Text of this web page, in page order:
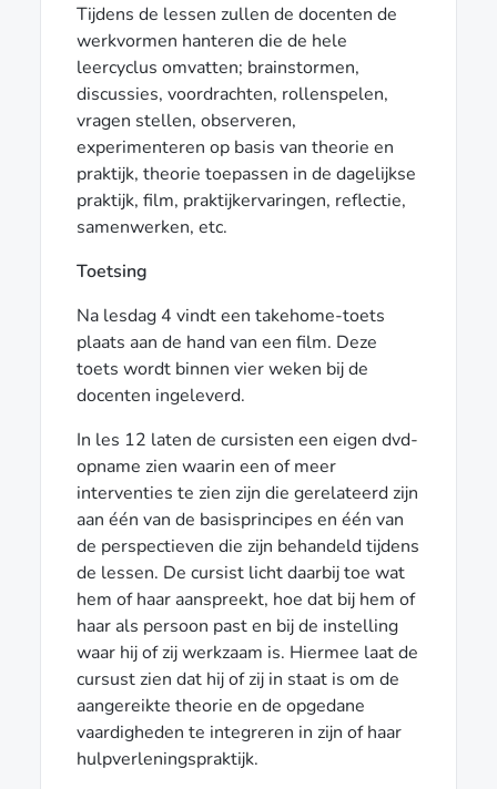
Tijdens de lessen zullen de docenten de
werkvormen hanteren die de hele
leercyclus omvatten; brainstormen,
discussies, voordrachten, rollenspelen,
vragen stellen, observeren,
experimenteren op basis van theorie en
praktijk, theorie toepassen in de dagelijkse
praktijk, film, praktijkervaringen, reflectie,
samenwerken, etc.
Toetsing
Na lesdag 4 vindt een takehome-toets
plaats aan de hand van een film. Deze
toets wordt binnen vier weken bij de
docenten ingeleverd.
In les 12 laten de cursisten een eigen dvd-
opname zien waarin een of meer
interventies te zien zijn die gerelateerd zijn
aan één van de basisprincipes en één van
de perspectieven die zijn behandeld tijdens
de lessen. De cursist licht daarbij toe wat
hem of haar aanspreekt, hoe dat bij hem of
haar als persoon past en bij de instelling
waar hij of zij werkzaam is. Hiermee laat de
cursust zien dat hij of zij in staat is om de
aangereikte theorie en de opgedane
vaardigheden te integreren in zijn of haar
hulpverleningspraktijk.